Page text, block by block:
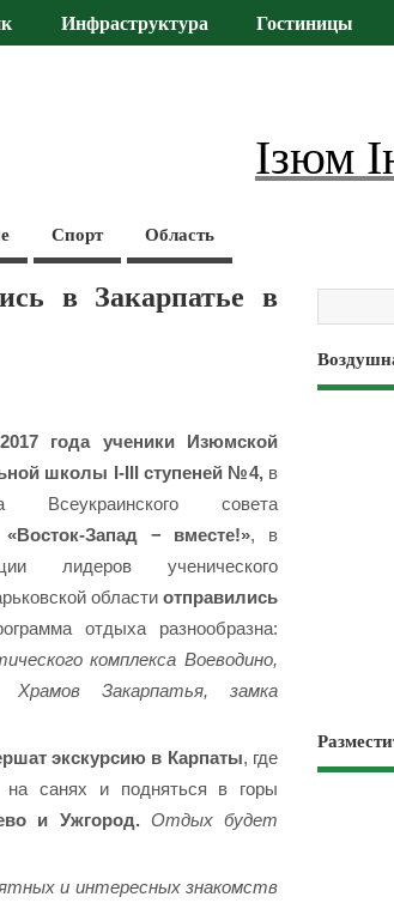
Инфраструктура Гостиницы
Ізюм
Спорт Область
в Закарпатье в
года ученики Изюмской
школы І-ІІІ ступеней №4,в
Всеукраинского совета
«Восток-Запад − вместе!», в
лидеров ученического
областиотправились
отдыха разнообразна:
комплекса Воеводино,
Храмов Закарпатья, замка
экскурсию в Карпаты, где
на санях и подняться в горы
и Ужгород. Отдых будет
и интересных знакомств